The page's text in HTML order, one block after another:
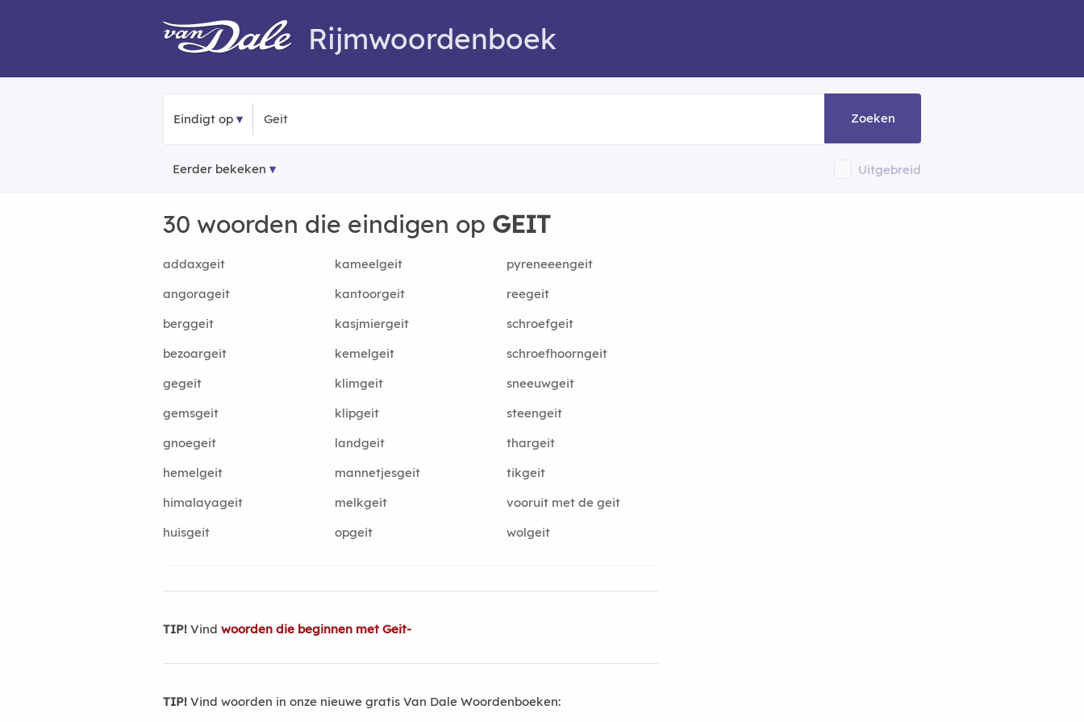
Rijmwoordenboek
Eindigt op Zoeken
Eerder bekeken Uitgebreid
30 woorden die eindigen op GEIT
addaxgeit kameelgeit
pyreneeengeit
angorageit
kantoorgeit
reegeit
berggeit
kasjmiergeit
schroefgeit
bezoargeit
kemelgeit
schroefhoorngeit
gegeit
klimgeit
sneeuwgeit
gemsgeit
klipgeit
steengeit
gnoegeit
landgeit
thargeit
hemelgeit
mannetjesgeit
tikgeit
himalayageit
melkgeit
vooruit met de geit
huisgeit
opgeit wolgeit
TIP! Vind woorden die beginnen met Geit-
TIP! Vind woorden in onze nieuwe gratis Van Dale Woordenboeken: